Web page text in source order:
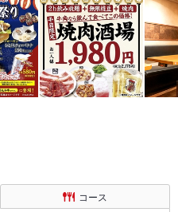
コース